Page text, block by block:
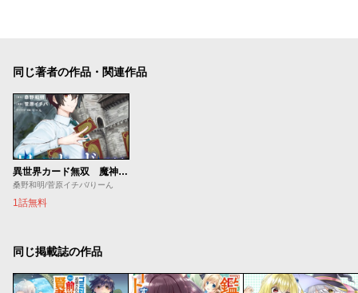
同じ著者の作品・関連作品
異世界カード無双 魔神殺しのＦランク冒険者
桑野和明/菅原イチバ/りーん
1話無料
同じ掲載誌の作品